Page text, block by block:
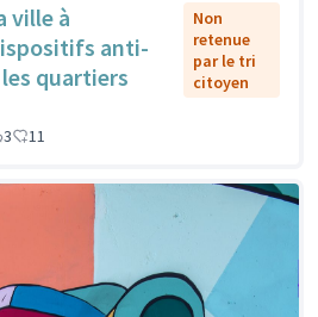
ville à
anti-
quartiers
Non
retenue
par le tri
citoyen
3 11